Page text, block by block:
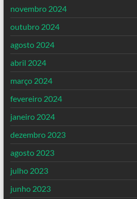
novembro 2024
outubro 2024
agosto 2024
abril 2024
março 2024
fevereiro 2024
janeiro 2024
dezembro 2023
agosto 2023
julho 2023
junho 2023